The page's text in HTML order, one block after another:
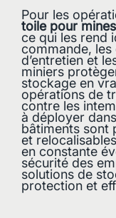
Pour les
toile pour mines
ce qui les rend
commande,
d’entretien et
miniers
stockage en
opérations de
contre les
à déployer
bâtiments sont
et
en constante
sécurité des
solutions de
protection et